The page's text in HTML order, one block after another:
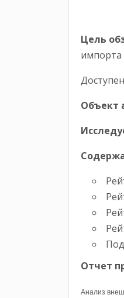
Цель
импорта
Объект
Отчет
Анализ